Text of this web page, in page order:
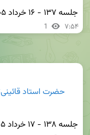
جلسه ۱۳۷ - ۱۶ خرداد ۱۴۰۵
1 ۷:۵۴
حضرت استاد قائینیOsul-138-1405-03-17.mp3
جلسه ۱۳۸ - ۱۷ خرداد ۱۴۰۵